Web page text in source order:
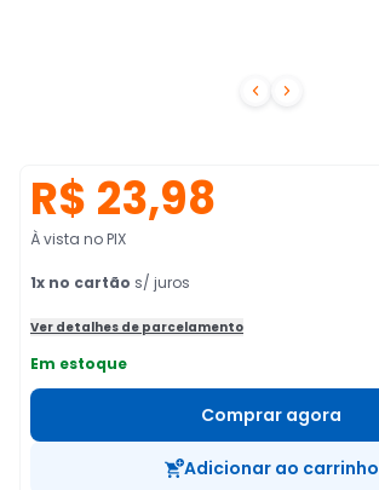
 
R$ 23,98
À vista no PIX
1x no cartão s/ juros
Ver detalhes de parcelamento
Em estoque
Comprar agora
Adicionar ao carrinho